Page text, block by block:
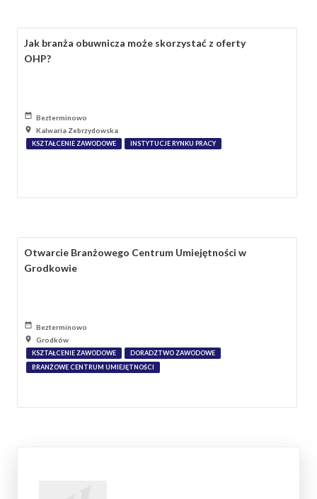
Jak branża obuwnicza może skorzystać z oferty
OHP?
Bezterminowo
Kalwaria Zebrzydowska
KSZTAŁCENIE ZAWODOWE INSTYTUCJE RYNKU PRACY
Otwarcie Branżowego Centrum Umiejętności w
Grodkowie
Bezterminowo
Grodków
KSZTAŁCENIE ZAWODOWE
DORADZTWO ZAWODOWE
BRANŻOWE CENTRUM UMIEJĘTNOŚCI